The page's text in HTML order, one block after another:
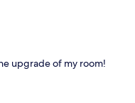
upgrade of my room!